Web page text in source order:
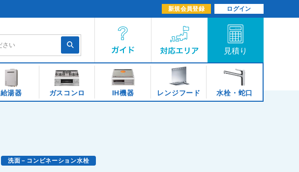
新規会員登録 ログイン
給湯器 ガスコンロ IH機器 レンジフード 水栓・蛇口
洗面－コンビネーション水栓